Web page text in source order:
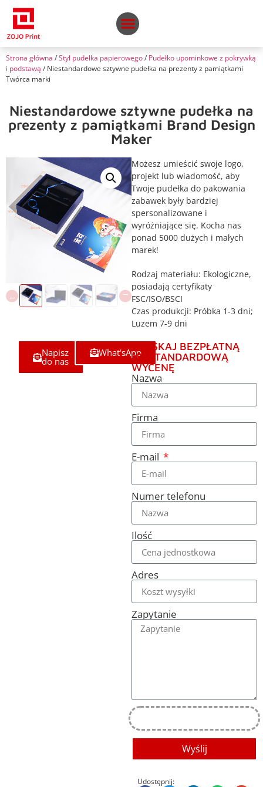
Strona główna /Styl pudełka papierowego/ Pudełko upominkowe z pokrywką
i podstawą / Niestandardowe sztywne pudełka na prezenty z pamiątkami
Twórca marki
Niestandardowe sztywne pudełka na
prezenty z pamiątkami Brand Design
Maker
Napisz
do nas
What'sApp
Możesz umieścić swoje logo,
projekt lub wiadomość, aby
Twoje pudełka do pakowania
zabawek były bardziej
spersonalizowane i
wyróżniające się. Kocha nas
ponad 5000 dużych i małych
marek!
Rodzaj materiału: Ekologiczne,
posiadają certyfikaty
FSC/ISO/BSCI
Czas produkcji: Próbka 1-3 dni;
Luzem 7-9 dni
UZYSKAJ BEZPŁATNĄ
NIESTANDARDOWĄ
WYCENĘ
Nazwa
Firma
E-mail
Numer telefonu
Ilość
Adres
Zapytanie
Wyślij
Udostępnij: